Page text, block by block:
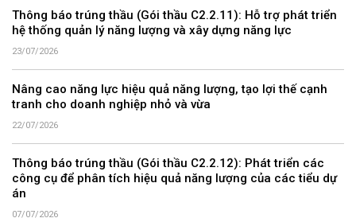
Thông báo trúng thầu (Gói thầu C2.2.11): Hỗ trợ phát triển
hệ thống quản lý năng lượng và xây dựng năng lực
23/07/2026
Nâng cao năng lực hiệu quả năng lượng, tạo lợi thế cạnh
tranh cho doanh nghiệp nhỏ và vừa
22/07/2026
Thông báo trúng thầu (Gói thầu C2.2.12): Phát triển các
công cụ để phân tích hiệu quả năng lượng của các tiểu dự
án
07/07/2026